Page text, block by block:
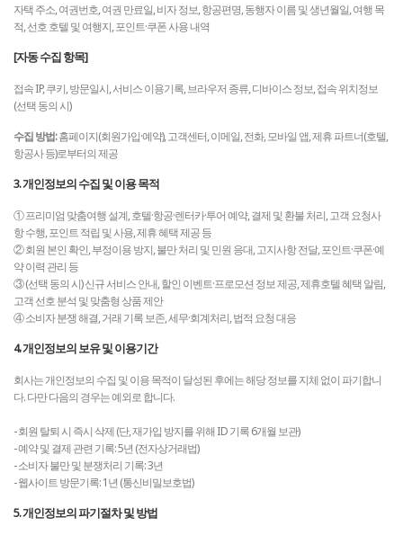
자택 주소, 여권번호, 여권 만료일, 비자 정보, 항공편명, 동행자 이름 및 생년월일, 여행 목
적, 선호 호텔 및 여행지, 포인트·쿠폰 사용 내역
[자동 수집 항목]
접속 IP, 쿠키, 방문일시, 서비스 이용기록, 브라우저 종류, 디바이스 정보, 접속 위치정보
(선택 동의 시)
수집 방법:홈페이지(회원가입·예약), 고객센터, 이메일, 전화, 모바일 앱, 제휴 파트너(호텔,
항공사 등)로부터의 제공
3. 개인정보의 수집 및 이용 목적
① 프리미엄 맞춤여행 설계, 호텔·항공·렌터카·투어 예약, 결제 및 환불 처리, 고객 요청사
항 수행, 포인트 적립 및 사용, 제휴 혜택 제공 등
② 회원 본인 확인, 부정이용 방지, 불만 처리 및 민원 응대, 고지사항 전달, 포인트·쿠폰·예
약 이력 관리 등
③ (선택 동의 시) 신규 서비스 안내, 할인 이벤트·프로모션 정보 제공, 제휴호텔 혜택 알림,
고객 선호 분석 및 맞춤형 상품 제안
④ 소비자 분쟁 해결, 거래 기록 보존, 세무·회계처리, 법적 요청 대응
4. 개인정보의 보유 및 이용기간
회사는 개인정보의 수집 및 이용 목적이 달성된 후에는 해당 정보를 지체 없이 파기합니
다. 다만 다음의 경우는 예외로 합니다.
- 회원 탈퇴 시 즉시 삭제 (단, 재가입 방지를 위해 ID 기록 6개월 보관)
- 예약 및 결제 관련 기록: 5년 (전자상거래법)
- 소비자 불만 및 분쟁처리 기록: 3년
- 웹사이트 방문기록: 1년 (통신비밀보호법)
5. 개인정보의 파기절차 및 방법